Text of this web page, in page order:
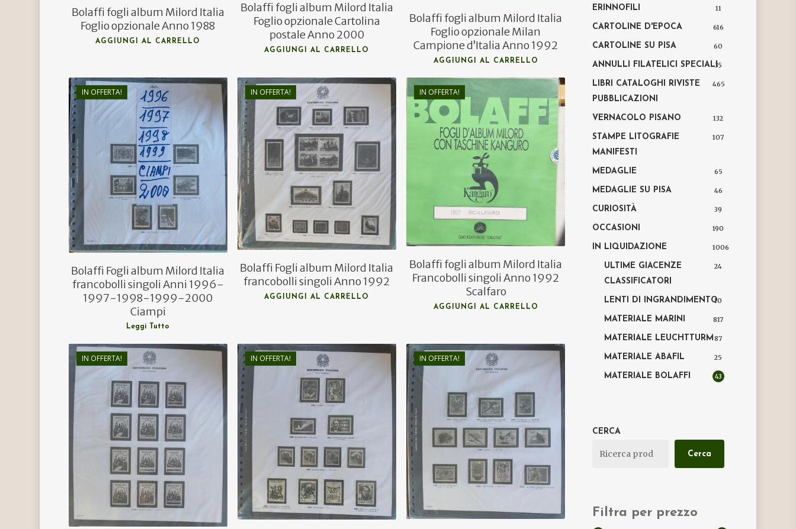
Bolaffi fogli album Milord Italia
Foglio opzionale Anno 1988
AGGIUNGI AL CARRELLO
Bolaffi fogli album Milord Italia
Foglio opzionale Cartolina
postale Anno 2000
AGGIUNGI AL CARRELLO
Bolaffi fogli album Milord Italia
Foglio opzionale Milan
Campione d’Italia Anno 1992
AGGIUNGI AL CARRELLO
IN OFFERTA!
€45,00
€27,00
Bolaffi Fogli album Milord Italia
francobolli singoli Anni 1996-
1997-1998-1999-2000
Ciampi
Leggi Tutto
IN OFFERTA!
€14,00
€9,00
Bolaffi Fogli album Milord Italia
francobolli singoli Anno 1992
AGGIUNGI AL CARRELLO
IN OFFERTA!
€25,00
€8,00
Bolaffi fogli album Milord Italia
Francobolli singoli Anno 1992
Scalfaro
AGGIUNGI AL CARRELLO
IN OFFERTA!
€12,50
€9,00
IN OFFERTA!
€16,00
€10,00
IN OFFERTA!
18,50
€12,00
ERINNOFILI 11
CARTOLINE D'EPOCA 616
CARTOLINE SU PISA 60
ANNULLI FILATELICI SPECIALI35
LIBRI CATALOGHI RIVISTE
PUBBLICAZIONI
465
VERNACOLO PISANO 132
STAMPE LITOGRAFIE
MANIFESTI
107
MEDAGLIE 65
MEDAGLIE SU PISA 46
CURIOSITÀ 39
OCCASIONI 190
IN LIQUIDAZIONE 1006
ULTIME GIACENZE
CLASSIFICATORI
24
LENTI DI INGRANDIMENTO10
MATERIALE MARINI 817
MATERIALE LEUCHTTURM87
MATERIALE ABAFIL 25
MATERIALE BOLAFFI 43
CERCA
Cerca
Filtra per prezzo